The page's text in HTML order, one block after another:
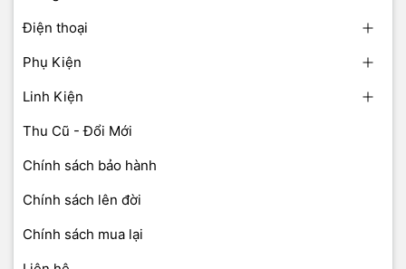
Điện thoại
Phụ Kiện
Linh Kiện
Thu Cũ - Đổi Mới
Chính sách bảo hành
Chính sách lên đời
Chính sách mua lại